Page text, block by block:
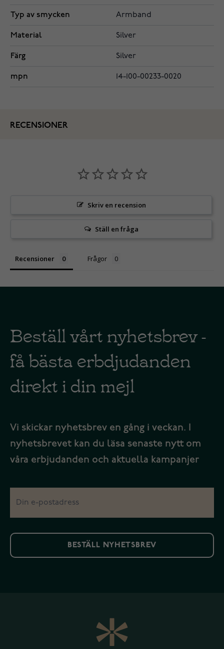
Typ av smycken Armband
Material Silver
Färg Silver
mpn 14-100-00233-0020
RECENSIONER
Skriv en recension
Ställ en fråga
Recensioner Frågor
Beställ vårt nyhetsbrev -
få bästa erbdjudanden
direkt i din mejl
Vi skickar nyhetsbrev en gång i veckan. I
nyhetsbrevet kan du läsa senaste nytt om
våra erbjudanden och aktuella kampanjer
BESTÄLL NYHETSBREV